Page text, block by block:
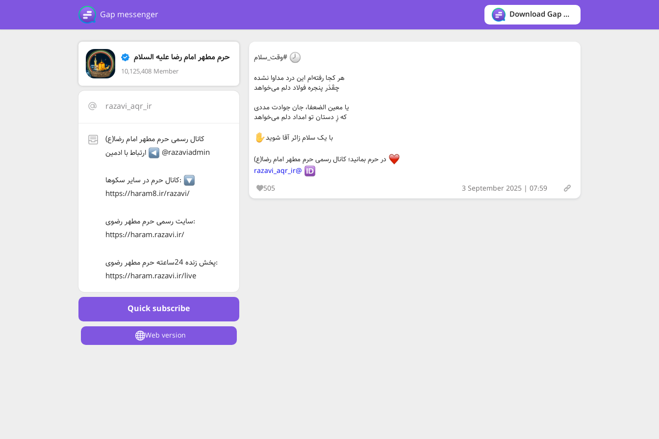
Gap messenger Download Gap messenger
حرم مطهر امام رضا علیه السلام
10,125,408 Member
razavi_aqr_ir
کانال رسمی حرم مطهر امام رضا(ع)
@razaviadmin
کانال حرم در سایر سکوها:
https://haram8.ir/razavi/
سایت رسمی حرم مطهر رضوی:
https://haram.razavi.ir/
پخش زنده 24ساعته حرم مطهر رضوی:
https://haram.razavi.ir/live
Quick subscribe
Web version
#وقت_سلام
هر کجا رفته‌ام این درد مداوا نشده
چقَدَر پنجره فولاد دلم می‌خواهد
یا معین الضعفا، جان جوادت مددی
که زِ دستان تو امداد دلم می‌خواهد
با یک سلام زائر آقا شوید
در حرم بمانید؛ کانال رسمی حرم مطهر امام رضا(ع)
@razavi_aqr_ir
505
3 September 2025 | 07:59